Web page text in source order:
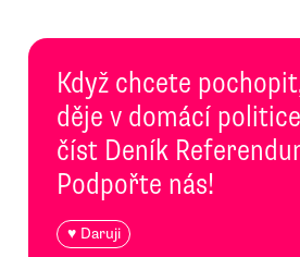
Když chcete
děje v domácí
číst Deník
Podpořte nás!
♥ Daruji